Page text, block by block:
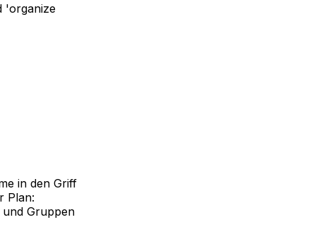
'organize
in den Griff
Plan:
Gruppen